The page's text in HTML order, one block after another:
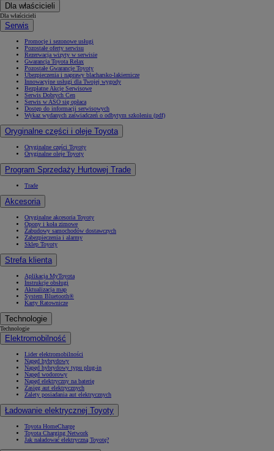
Dla właścicieli
Dla właścicieli
Serwis
Promocje i sezonowe usługi
Pozostałe oferty serwisu
Rezerwacja wizyty w serwisie
Gwarancja Toyota Relax
Pozostałe Gwarancje Toyoty
Ubezpieczenia i naprawy blacharsko-lakiernicze
Innowacyjne usługi dla Twojej wygody
Bezpłatne Akcje Serwisowe
Serwis Dobrych Cen
Serwis w ASO się opłaca
Dostęp do informacji serwisowych
Wykaz wydanych zaświadczeń o odbytym szkoleniu (pdf)
Oryginalne części i oleje Toyota
Oryginalne części Toyoty
Oryginalne oleje Toyoty
Program Sprzedaży Hurtowej Trade
Trade
Akcesoria
Oryginalne akcesoria Toyoty
Opony i koła zimowe
Zabudowy samochodów dostawczych
Zabezpieczenia i alarmy
Sklep Toyoty
Strefa klienta
Aplikacja MyToyota
Instrukcje obsługi
Aktualizacja map
System Bluetooth®
Karty Ratownicze
Technologie
Technologie
Elektromobilność
Lider elektromobilności
Napęd hybrydowy
Napęd hybrydowy typu plug-in
Napęd wodorowy
Napęd elektryczny na baterię
Zasięg aut elektrycznych
Zalety posiadania aut elektrycznych
Ładowanie elektrycznej Toyoty
Toyota HomeCharge
Toyota Charging Network
Jak naładować elektryczną Toyotę?